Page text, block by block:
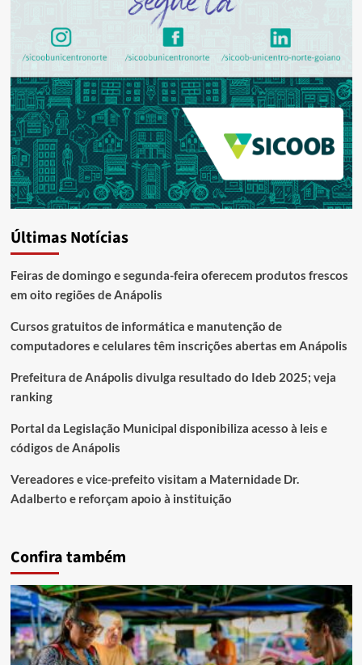
Últimas Notícias
Feiras de domingo e segunda-feira oferecem produtos frescos
em oito regiões de Anápolis
Cursos gratuitos de informática e manutenção de
computadores e celulares têm inscrições abertas em Anápolis
Prefeitura de Anápolis divulga resultado do Ideb 2025; veja
ranking
Portal da Legislação Municipal disponibiliza acesso à leis e
códigos de Anápolis
Vereadores e vice-prefeito visitam a Maternidade Dr.
Adalberto e reforçam apoio à instituição
Confira também